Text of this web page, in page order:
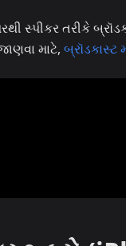
સ્પીકર તરીકે
માટે,